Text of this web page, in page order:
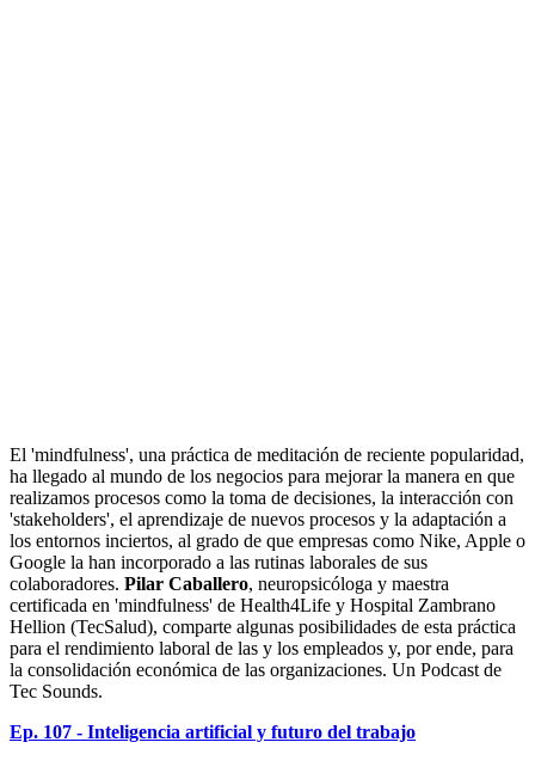
El 'mindfulness', una práctica de meditación de reciente popularidad,
ha llegado al mundo de los negocios para mejorar la manera en que
realizamos procesos como la toma de decisiones, la interacción con
'stakeholders', el aprendizaje de nuevos procesos y la adaptación a
los entornos inciertos, al grado de que empresas como Nike, Apple o
Google la han incorporado a las rutinas laborales de sus
colaboradores. Pilar Caballero, neuropsicóloga y maestra
certificada en 'mindfulness' de Health4Life y Hospital Zambrano
Hellion (TecSalud), comparte algunas posibilidades de esta práctica
para el rendimiento laboral de las y los empleados y, por ende, para
la consolidación económica de las organizaciones. Un Podcast de
Tec Sounds.
Ep. 107 - Inteligencia artificial y futuro del trabajo